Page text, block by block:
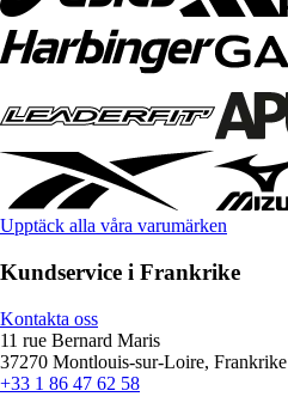
Upptäck alla våra varumärken
Kundservice i Frankrike
Kontakta oss
11 rue Bernard Maris
37270 Montlouis-sur-Loire, Frankrike
+33 1 86 47 62 58